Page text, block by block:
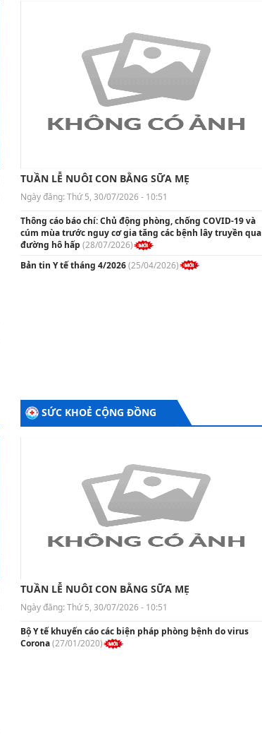
TUẦN LỄ NUÔI CON BẰNG SỮA MẸ
Ngày đăng:Thứ 5, 30/07/2026 - 10:51
Thông cáo báo chí: Chủ động phòng, chống COVID-19 và
cúm mùa trước nguy cơ gia tăng các bệnh lây truyền qua
đường hô hấp (28/07/2026)
Bản tin Y tế tháng 4/2026(25/04/2026)
SỨC KHOẺ CỘNG ĐỒNG
TUẦN LỄ NUÔI CON BẰNG SỮA MẸ
Ngày đăng:Thứ 5, 30/07/2026 - 10:51
Bộ Y tế khuyến cáo các biện pháp phòng bệnh do virus
Corona(27/01/2020)